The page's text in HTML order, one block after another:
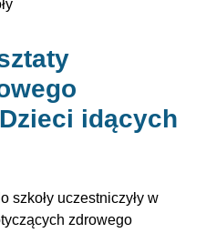
idących
szkoły uczestniczyły w
zdrowego